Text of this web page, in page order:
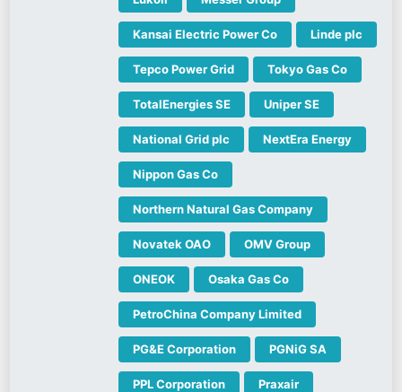
Kansai Electric Power Co Linde plc
Tepco Power Grid Tokyo Gas Co
TotalEnergies SE Uniper SE
National Grid plc NextEra Energy
Nippon Gas Co
Northern Natural Gas Company
Novatek OAO OMV Group
ONEOK Osaka Gas Co
PetroChina Company Limited
PG&E Corporation PGNiG SA
PPL Corporation Praxair